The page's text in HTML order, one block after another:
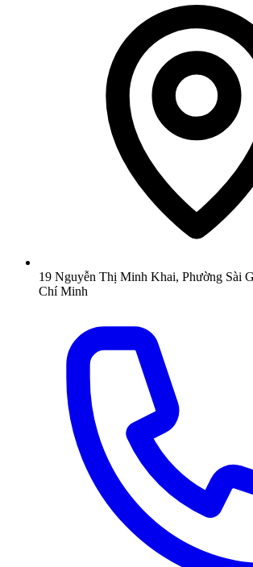
19 Nguyễn Thị Minh Khai, Phường Sài
Chí Minh